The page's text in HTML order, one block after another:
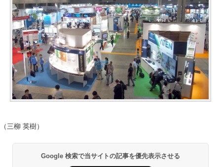
（三柳 英樹）
Google 検索で当サイトの記事を優先表示させる